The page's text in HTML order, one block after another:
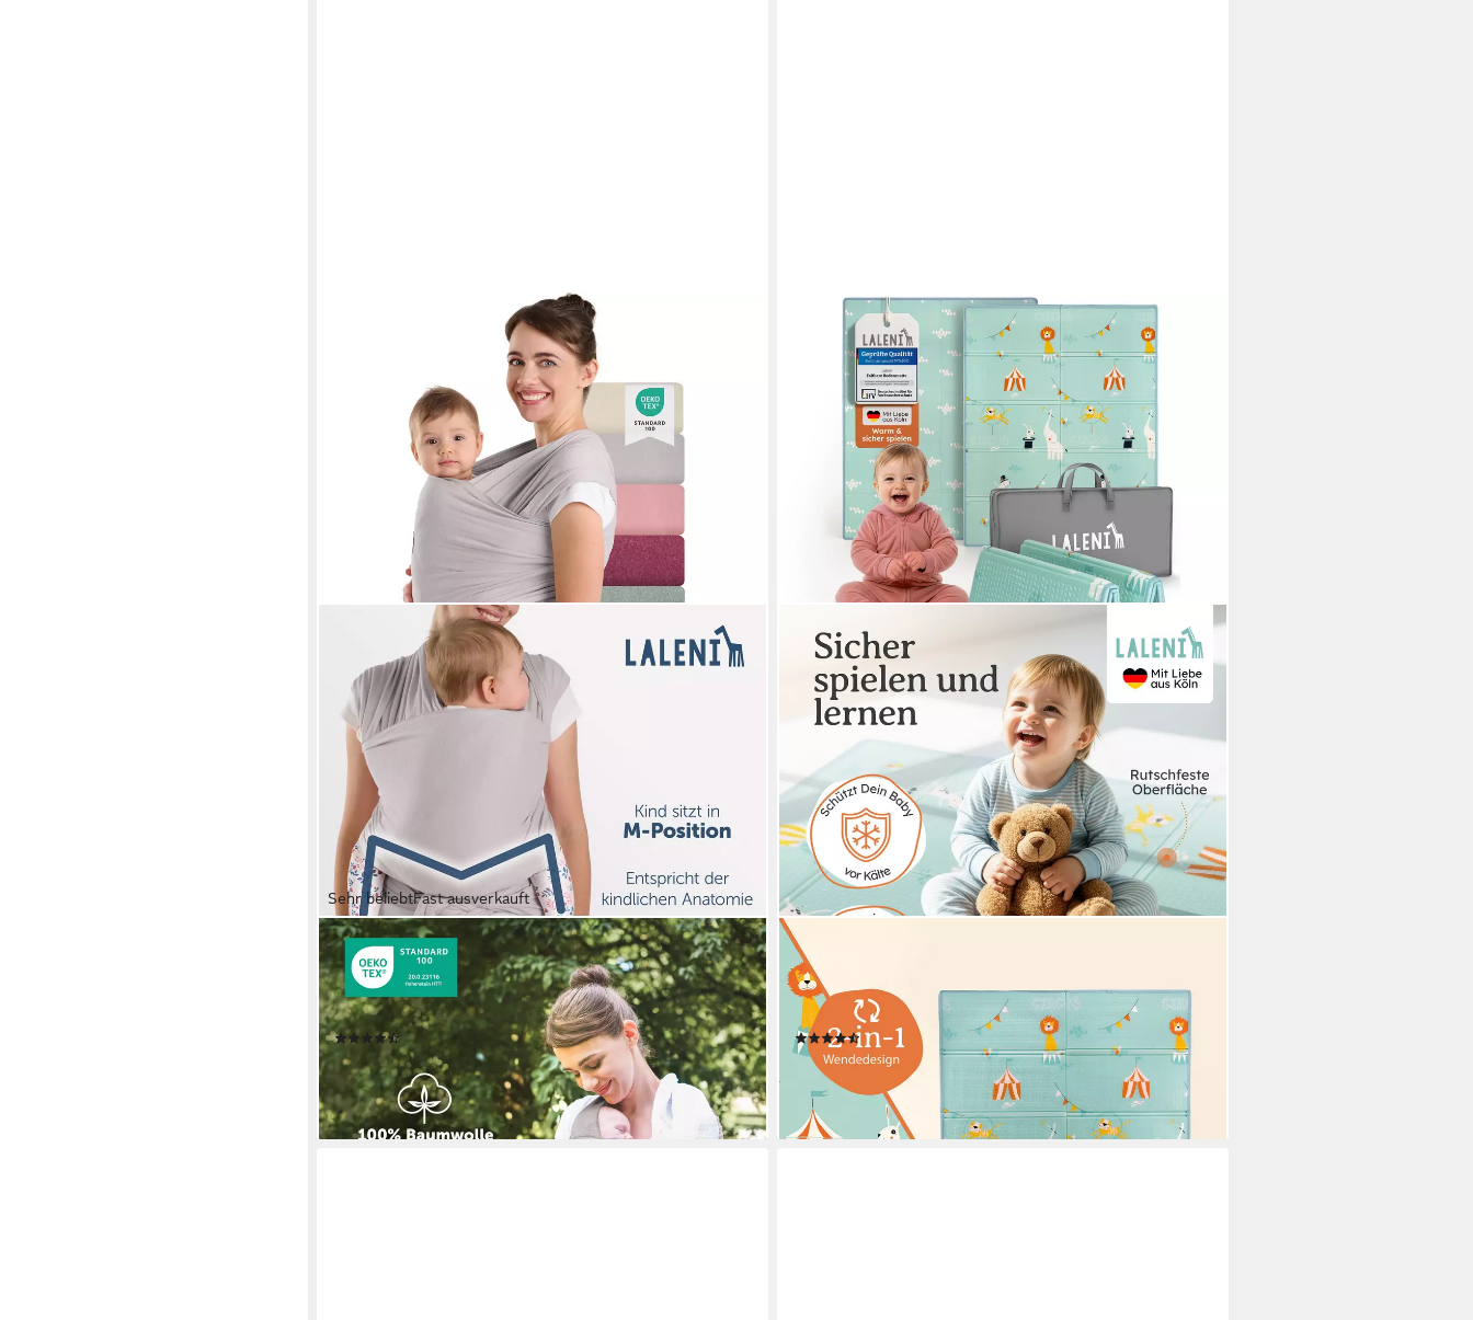
Sehr beliebtFast ausverkauft
LALENI
Tragetuch für Neugeborene bis 15kg - 100% weiche
Baumwolle, Babytragetuch aus Baumwolle, OEKO-TEX
Zertifiziert, ab Geburt geeignet
(64)
32,99 €
lieferbar - in 2-3 Werktagen bei dir
+2
LALENI
Spielmatte Krabbelmatte Baby, wasserdichte Spielmatte
faltbar - Indoor & Outdoor, isolierende Spielmatte Kinder -
weich & schützt vor kaltem Untergrund
(6)
ab 32,99 €
lieferbar - in 2-3 Werktagen bei dir